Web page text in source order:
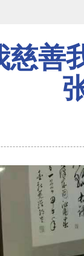
慈善